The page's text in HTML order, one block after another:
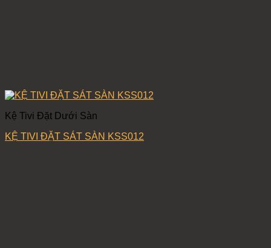
Kệ Tivi Đặt Dưới Sàn
KỆ TIVI ĐẶT SÁT SÀN KSS012